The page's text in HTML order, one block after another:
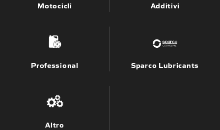
Motocicli Additivi
Professional Sparco Lubricants
Altro